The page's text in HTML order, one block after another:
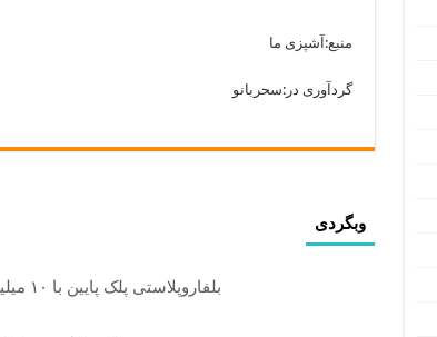
منبع:آشپزی ما
گردآوری در:سحربانو
وبگردی
بلفاروپلاستی پلک پایین با ۱۰ میلیون تخفیف فقط 3۵ میلیون